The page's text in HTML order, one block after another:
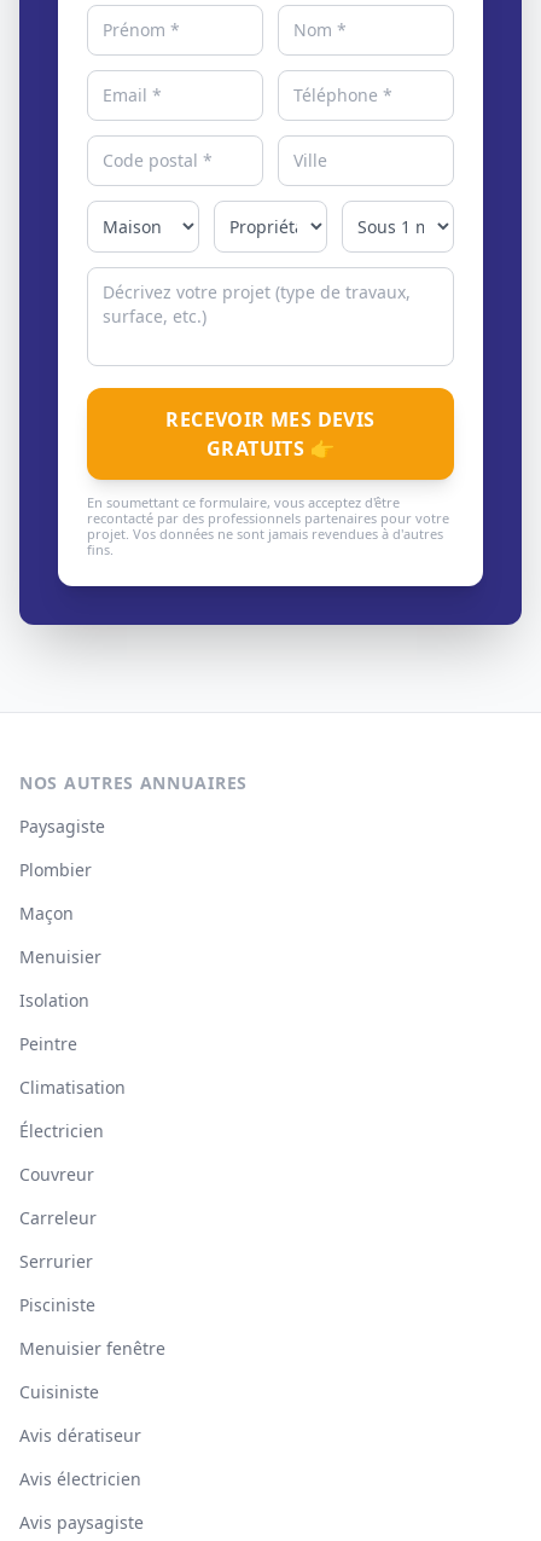
RECEVOIR MES DEVIS
GRATUITS 👉
En soumettant ce formulaire, vous acceptez d'être
recontacté par des professionnels partenaires pour votre
projet. Vos données ne sont jamais revendues à d'autres
fins.
NOS AUTRES ANNUAIRES
Paysagiste
Plombier
Maçon
Menuisier
Isolation
Peintre
Climatisation
Électricien
Couvreur
Carreleur
Serrurier
Pisciniste
Menuisier fenêtre
Cuisiniste
Avis dératiseur
Avis électricien
Avis paysagiste